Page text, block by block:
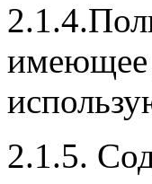
имеющее
2.1.5.